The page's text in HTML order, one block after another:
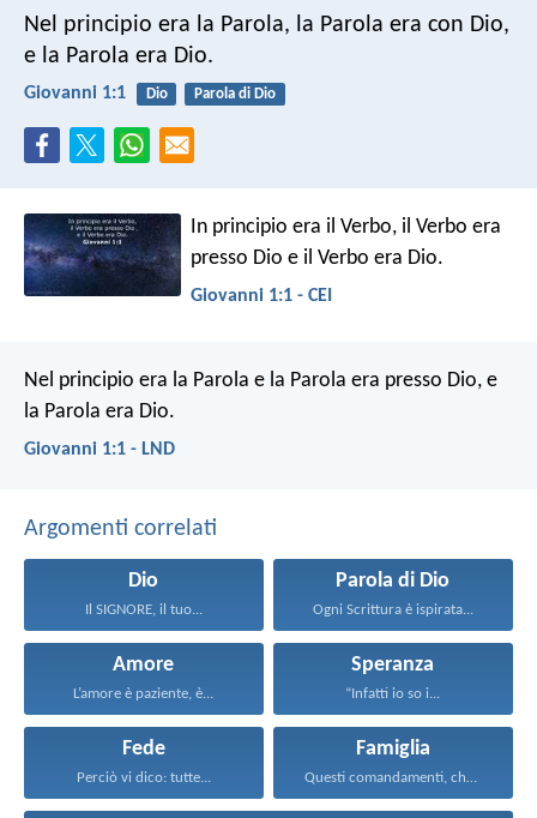
Nel principio era la Parola, la Parola era con Dio,
e la Parola era Dio.
Giovanni 1:1 Dio Parola di Dio
In principio era il Verbo, il Verbo era
presso Dio e il Verbo era Dio.
Giovanni 1:1 - CEI
Nel principio era la Parola e la Parola era presso Dio, e
la Parola era Dio.
Giovanni 1:1 - LND
Argomenti correlati
Dio
Il SIGNORE, il tuo...
Parola di Dio
Ogni Scrittura è ispirata...
Amore
L’amore è paziente, è...
Speranza
“Infatti io so i...
Fede
Perciò vi dico: tutte...
Famiglia
Questi comandamenti, che oggi...